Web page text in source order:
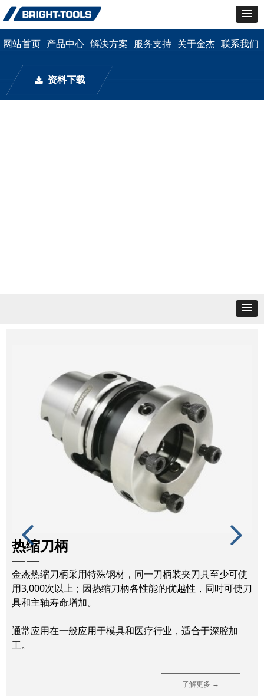
끂 资料下载
网站首页 产品中心 解决方案 服务支持 关于金杰 联系我们
热缩刀柄
——
金杰热缩刀柄采用特殊钢材，同一刀柄装夹刀具至少可使
用3,000次以上；因热缩刀柄各性能的优越性，同时可使刀
具和主轴寿命增加。
通常应用在一般应用于模具和医疗行业，适合于深腔加
工。
了解更多 →
넳 넲